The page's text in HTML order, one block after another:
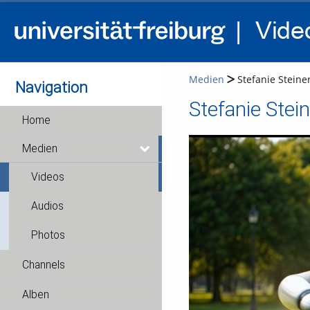
Navigation
Home
Medien
Videos
Audios
Photos
Channels
Alben
Medien Stefanie
Stefanie